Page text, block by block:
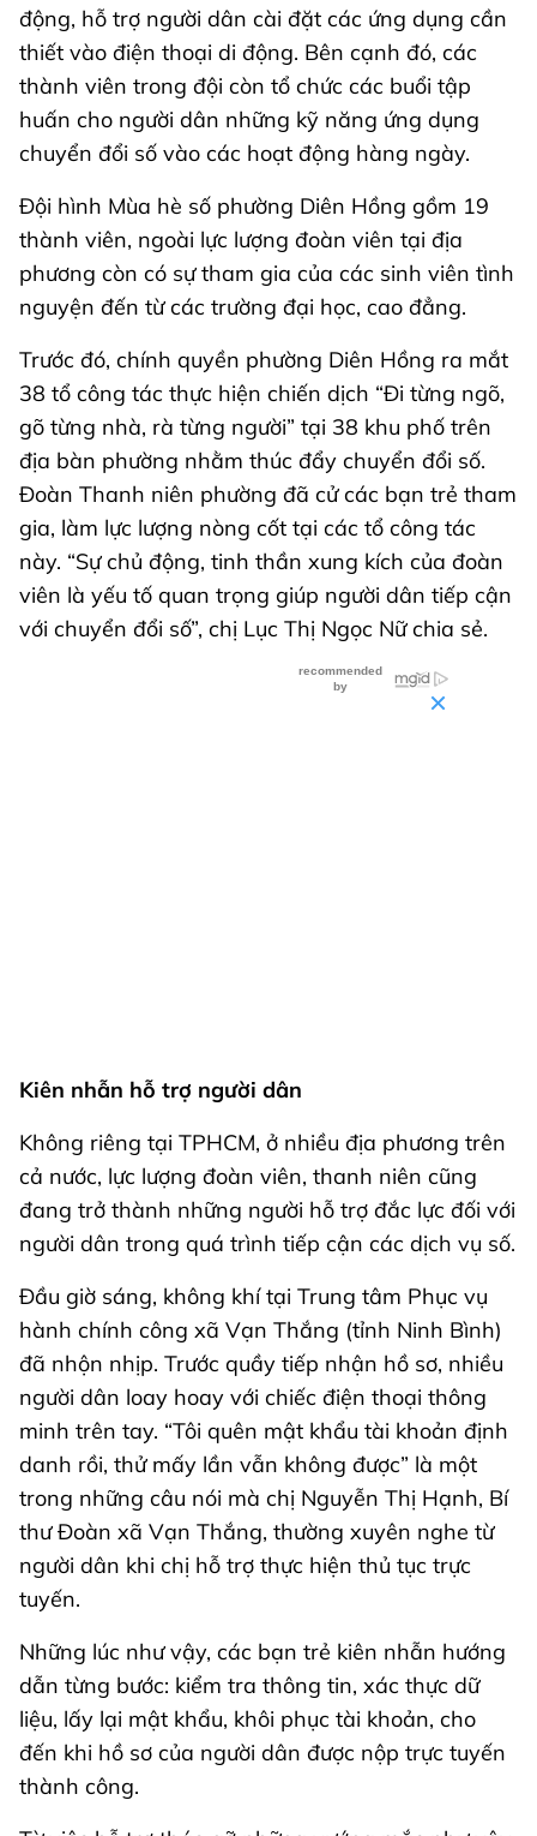
động, hỗ trợ người dân cài đặt các ứng dụng cần
thiết vào điện thoại di động. Bên cạnh đó, các
thành viên trong đội còn tổ chức các buổi tập
huấn cho người dân những kỹ năng ứng dụng
chuyển đổi số vào các hoạt động hàng ngày.
Đội hình Mùa hè số phường Diên Hồng gồm 19
thành viên, ngoài lực lượng đoàn viên tại địa
phương còn có sự tham gia của các sinh viên tình
nguyện đến từ các trường đại học, cao đẳng.
Trước đó, chính quyền phường Diên Hồng ra mắt
38 tổ công tác thực hiện chiến dịch “Đi từng ngõ,
gõ từng nhà, rà từng người” tại 38 khu phố trên
địa bàn phường nhằm thúc đẩy chuyển đổi số.
Đoàn Thanh niên phường đã cử các bạn trẻ tham
gia, làm lực lượng nòng cốt tại các tổ công tác
này. “Sự chủ động, tinh thần xung kích của đoàn
viên là yếu tố quan trọng giúp người dân tiếp cận
với chuyển đổi số”, chị Lục Thị Ngọc Nữ chia sẻ.
Kiên nhẫn hỗ trợ người dân
Không riêng tại TPHCM, ở nhiều địa phương trên
cả nước, lực lượng đoàn viên, thanh niên cũng
đang trở thành những người hỗ trợ đắc lực đối với
người dân trong quá trình tiếp cận các dịch vụ số.
Đầu giờ sáng, không khí tại Trung tâm Phục vụ
hành chính công xã Vạn Thắng (tỉnh Ninh Bình)
đã nhộn nhịp. Trước quầy tiếp nhận hồ sơ, nhiều
người dân loay hoay với chiếc điện thoại thông
minh trên tay. “Tôi quên mật khẩu tài khoản định
danh rồi, thử mấy lần vẫn không được” là một
trong những câu nói mà chị Nguyễn Thị Hạnh, Bí
thư Đoàn xã Vạn Thắng, thường xuyên nghe từ
người dân khi chị hỗ trợ thực hiện thủ tục trực
tuyến.
Những lúc như vậy, các bạn trẻ kiên nhẫn hướng
dẫn từng bước: kiểm tra thông tin, xác thực dữ
liệu, lấy lại mật khẩu, khôi phục tài khoản, cho
đến khi hồ sơ của người dân được nộp trực tuyến
thành công.